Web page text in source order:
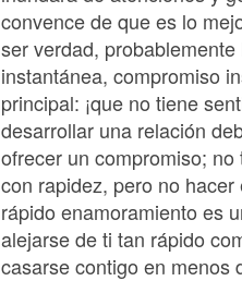
convence de que es lo
ser verdad,
instantánea, compromiso
principal: ¡que no tiene
desarrollar una relación
ofrecer un compromiso;
con rapidez, pero no
rápido enamoramiento es
alejarse de ti tan rápido
casarse contigo en menos